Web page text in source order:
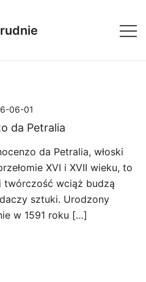
06-01
da Petralia
da Petralia, włoski
XVI i XVII wieku, to
twórczość wciąż budzą
sztuki. Urodzony
w 1591 roku […]